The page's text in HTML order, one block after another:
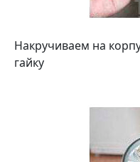
Накручиваем на
гайку